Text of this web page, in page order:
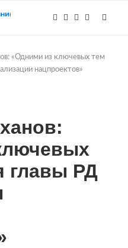
«Одними из ключевых тем
нацпроектов»
главы РД